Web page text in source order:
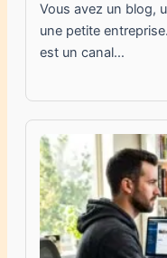
Vous avez un blog,
une petite
est un canal…